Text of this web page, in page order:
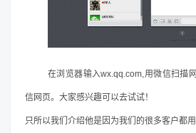
在浏览器输入wx.qq.com,用微信扫描
信网页。大家感兴趣可以去试试！
只所以我们介绍他是因为我们的很多客户都用